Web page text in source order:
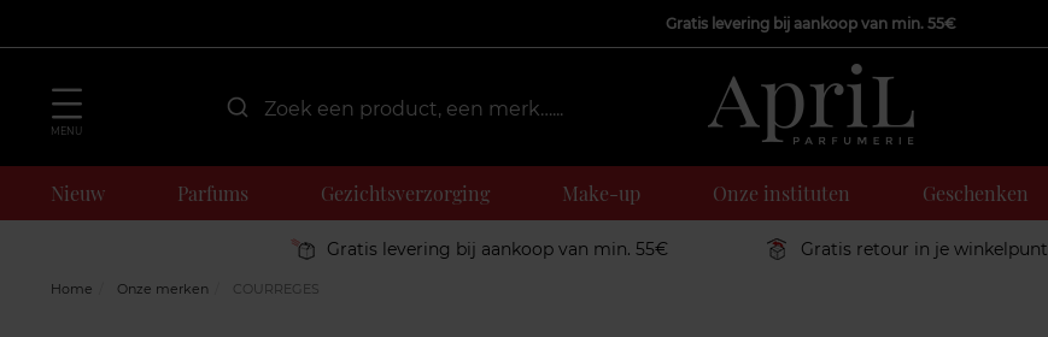
Gratis levering bij aankoop van min. 55€
MENU
Nieuw Parfums Gezichtsverzorging Make-up Onze instituten Geschenken
Gratis levering bij aankoop van min. 55€ Gratis retour in je winkelpunt
Home Onze merken COURREGES